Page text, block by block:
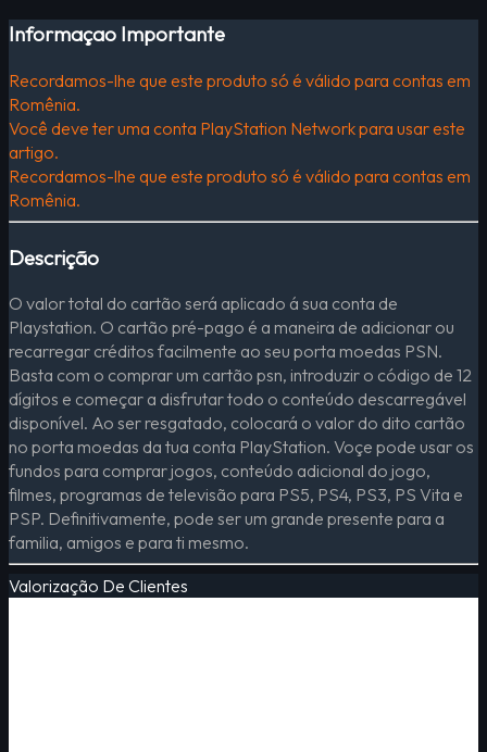
Informaçao Importante
Recordamos-lhe que este produto só é válido para contas em
Romênia.
Você deve ter uma conta PlayStation Network para usar este
artigo.
Recordamos-lhe que este produto só é válido para contas em
Romênia.
Descrição
O valor total do cartão será aplicado á sua conta de
Playstation. O cartão pré-pago é a maneira de adicionar ou
recarregar créditos facilmente ao seu porta moedas PSN.
Basta com o comprar um cartão psn, introduzir o código de 12
dígitos e começar a disfrutar todo o conteúdo descarregável
disponível. Ao ser resgatado, colocará o valor do dito cartão
no porta moedas da tua conta PlayStation. Voçe pode usar os
fundos para comprar jogos, conteúdo adicional do jogo,
filmes, programas de televisão para PS5, PS4, PS3, PS Vita e
PSP. Definitivamente, pode ser um grande presente para a
familia, amigos e para ti mesmo.
Valorização De Clientes